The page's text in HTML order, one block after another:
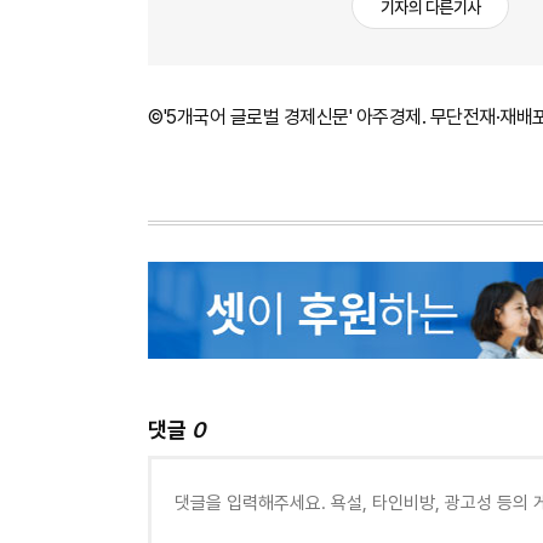
기자의 다른기사
©'5개국어 글로벌 경제신문' 아주경제. 무단전재·재배
댓글 0